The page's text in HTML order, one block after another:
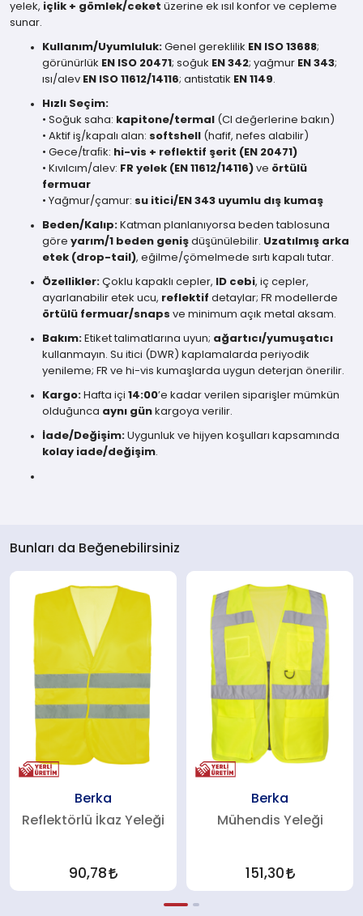
yelek, içlik + gömlek/ceket üzerine ek ısıl konfor ve cepleme
sunar.
Kullanım/Uyumluluk: Genel gereklilik EN ISO 13688;
görünürlük EN ISO 20471; soğuk EN 342; yağmur EN 343;
ısı/alev EN ISO 11612/14116; antistatik EN 1149
Hızlı Seçim:
• Soğuk saha: kapitone/termal (CI değerlerine bakın)
• Aktif iş/kapalı alan: softshell (hafif, nefes alabilir)
• Gece/traﬁk: hi-vis + reflektif şerit (EN 20471)
• Kıvılcım/alev: FR yelek (EN 11612/14116) ve örtülü
fermuar
• Yağmur/çamur: su itici/EN 343 uyumlu dış kumaş
Beden/Kalıp: Katman planlanıyorsa beden tablosuna
göre yarım/1 beden geniş düşünülebilir. Uzatılmış arka
etek (drop-tail), eğilme/çömelmede sırtı kapalı tutar.
Özellikler: Çoklu kapaklı cepler, ID cebi, iç cepler,
ayarlanabilir etek ucu, reflektif detaylar; FR modellerde
örtülü fermuar/snaps ve minimum açık metal aksam.
Bakım: Etiket talimatlarına uyun; ağartıcı/yumuşatıcı
kullanmayın. Su itici (DWR) kaplamalarda periyodik
yenileme; FR ve hi-vis kumaşlarda uygun deterjan önerilir.
Kargo: Hafta içi 14:00’e kadar verilen siparişler mümkün
olduğunca aynı gün kargoya verilir.
İade/Değişim: Uygunluk ve hijyen koşulları kapsamında
kolay iade/değişim
Bunları da Beğenebilirsiniz
Berka
Reflektörlü İkaz Yeleği
90,78
Berka
Mühendis Yeleği
151,30